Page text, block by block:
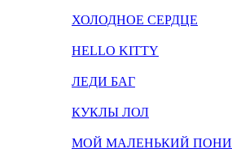
ХОЛОДНОЕ СЕРДЦЕ
HELLO KITTY
ЛЕДИ БАГ
КУКЛЫ ЛОЛ
МОЙ МАЛЕНЬКИЙ ПОНИ